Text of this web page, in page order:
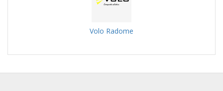
Volo Radome